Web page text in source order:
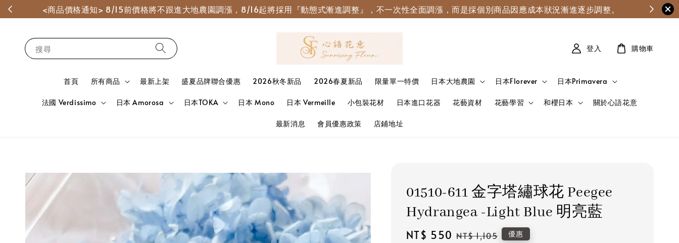
<商品價格通知> 8/15前價格將不跟進大地農園調漲，8/16起將採用『動態式漸進調整』，不一次性全面調漲，而是採個別商品因應成本狀況漸進逐步調整。
搜尋
首頁 所有商品 最新上架 盛夏品牌聯合優惠 2026秋冬新品 2026春夏新品 限量單一特價 日本大地農園 日本Florever 日本Primavera
法國 Verdissimo 日本 Amorosa 日本TOKA 日本 Mono 日本 Vermeille 小包裝花材 日本進口花器 花藝資材 花藝學習 和櫻日本 關於心語花意
最新消息 會員優惠政策 店鋪地址
登入 購物車
01510-611 金字塔繡球花 Peegee
Hydrangea -Light Blue 明亮藍
Sale
NT$ 550 Regular
NT$ 1,105 優惠